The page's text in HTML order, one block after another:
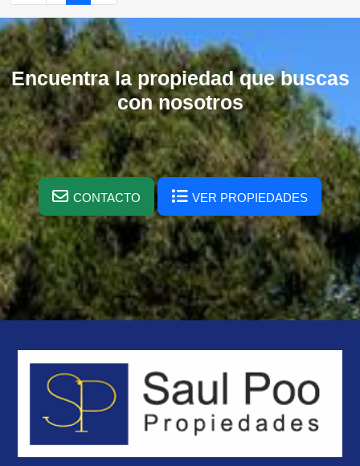
Encuentra la propiedad que buscas
con nosotros
CONTACTO VER PROPIEDADES